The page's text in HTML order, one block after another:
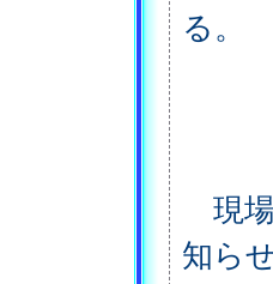
る。
現場
知ら